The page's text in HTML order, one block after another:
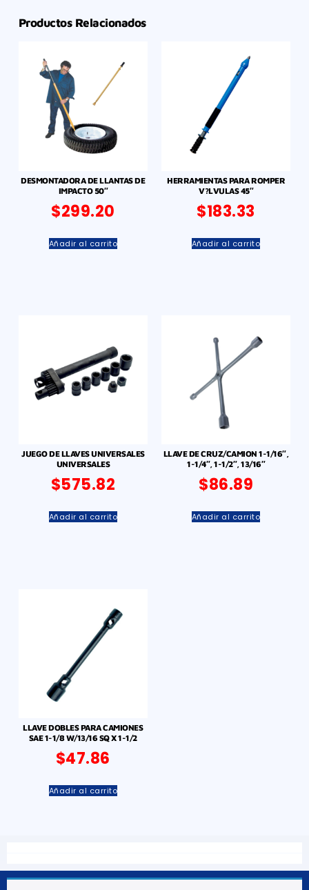
Productos Relacionados
DESMONTADORA DE LLANTAS DE
IMPACTO 50″
$299.20
Añadir al carrito
HERRAMIENTAS PARA ROMPER
V?LVULAS 45″
$183.33
Añadir al carrito
JUEGO DE LLAVES UNIVERSALES
UNIVERSALES
$575.82
Añadir al carrito
LLAVE DE CRUZ/CAMION 1-1/16″,
1-1/4″, 1-1/2″, 13/16″
$86.89
Añadir al carrito
LLAVE DOBLES PARA CAMIONES
SAE 1-1/8 W/13/16 SQ X 1-1/2
$47.86
Añadir al carrito